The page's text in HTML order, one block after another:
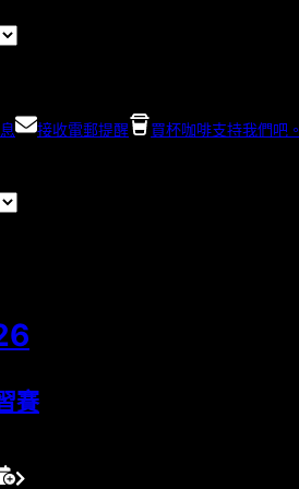
接收電郵提醒
買杯咖啡支持我們吧
賽